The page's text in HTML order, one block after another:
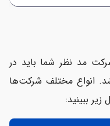
مد نظر شما بايد در
انواع مختلف شركت‌ها
ببينيد: